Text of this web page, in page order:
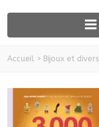
Accueil > Bijoux et divers